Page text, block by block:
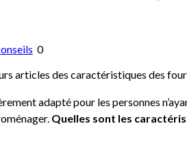
0
articles des caractéristiques des
adapté pour les personnes
Quelles sont les